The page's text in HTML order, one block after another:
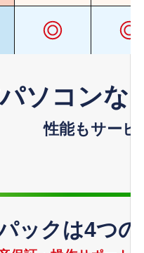
ソコンな
性能もサービ
ックは4つ